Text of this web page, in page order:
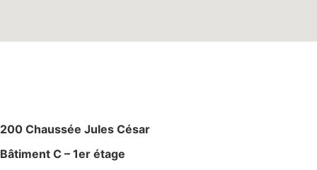
200 Chaussée Jules César
Bâtiment C – 1er étage